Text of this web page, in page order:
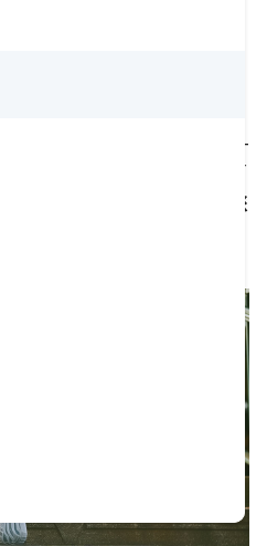
活动热生热（NEAT）。
什么重要？
炼之外所做的所有活动——
扫卫生，甚至选择站着而
似微小，但它们
增加了您